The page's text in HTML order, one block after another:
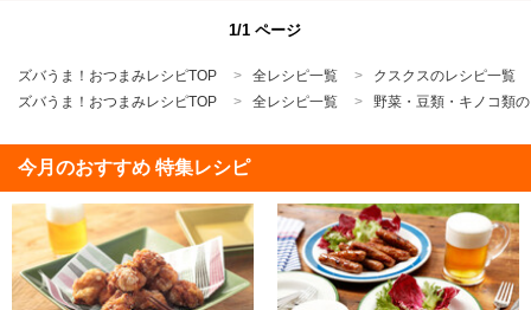
1/1 ページ
ズバうま！おつまみレシピTOP 全レシピ一覧
クスクスのレシピ一覧
ズバうま！おつまみレシピTOP
全レシピ一覧 野菜・豆類・キノコ類
今月のおすすめ 特集レシピ